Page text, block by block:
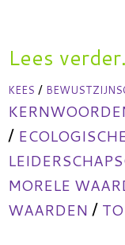
Lees
KEES /
/
MORELE
WAARDEN /